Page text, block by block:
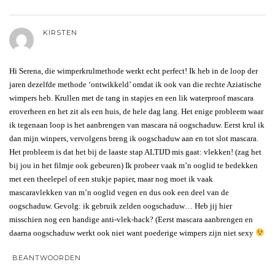
KIRSTEN
Hi Serena, die wimperkrulmethode werkt echt perfect! Ik heb in de loop der
jaren dezelfde methode ‘ontwikkeld’ omdat ik ook van die rechte Aziatische
wimpers heb. Krullen met de tang in stapjes en een lik waterproof mascara
eroverheen en het zit als een huis, de hele dag lang. Het enige probleem waar
ik tegenaan loop is het aanbrengen van mascara ná oogschaduw. Eerst krul ik
dan mijn winpers, vervolgens breng ik oogschaduw aan en tot slot mascara.
Het probleem is dat het bij de laaste stap ALTIJD mis gaat: vlekken! (zag het
bij jou in het filmje ook gebeuren) Ik probeer vaak m’n ooglid te bedekken
met een theelepel of een stukje papier, maar nog moet ik vaak
mascaravlekken van m’n ooglid vegen en dus ook een deel van de
oogschaduw. Gevolg: ik gebruik zelden oogschaduw… Heb jij hier
misschien nog een handige anti-vlek-hack? (Eerst mascara aanbrengen en
daarna oogschaduw werkt ook niet want poederige wimpers zijn niet sexy
BEANTWOORDEN